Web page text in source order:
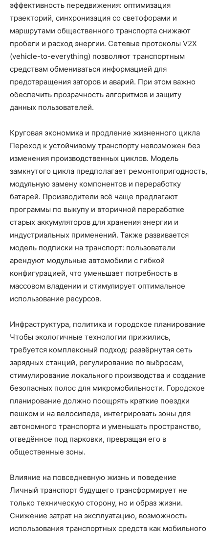
эффективность передвижения: оптимизация
траекторий, синхронизация со светофорами и
маршрутами общественного транспорта снижают
пробеги и расход энергии. Сетевые протоколы V2X
(vehicle-to-everything) позволяют транспортным
средствам обмениваться информацией для
предотвращения заторов и аварий. При этом важно
обеспечить прозрачность алгоритмов и защиту
данных пользователей.
Круговая экономика и продление жизненного цикла
Переход к устойчивому транспорту невозможен без
изменения производственных циклов. Модель
замкнутого цикла предполагает ремонтопригодность,
модульную замену компонентов и переработку
батарей. Производители всё чаще предлагают
программы по выкупу и вторичной переработке
старых аккумуляторов для хранения энергии и
индустриальных применений. Также развивается
модель подписки на транспорт: пользователи
арендуют модульные автомобили с гибкой
конфигурацией, что уменьшает потребность в
массовом владении и стимулирует оптимальное
использование ресурсов.
Инфраструктура, политика и городское планирование
Чтобы экологичные технологии прижились,
требуется комплексный подход: развёрнутая сеть
зарядных станций, регулирование по выбросам,
стимулирование локального производства и создание
безопасных полос для микромобильности. Городское
планирование должно поощрять краткие поездки
пешком и на велосипеде, интегрировать зоны для
автономного транспорта и уменьшать пространство,
отведённое под парковки, превращая его в
общественные зоны.
Влияние на повседневную жизнь и поведение
Личный транспорт будущего трансформирует не
только техническую сторону, но и образ жизни.
Снижение затрат на эксплуатацию, возможность
использования транспортных средств как мобильного